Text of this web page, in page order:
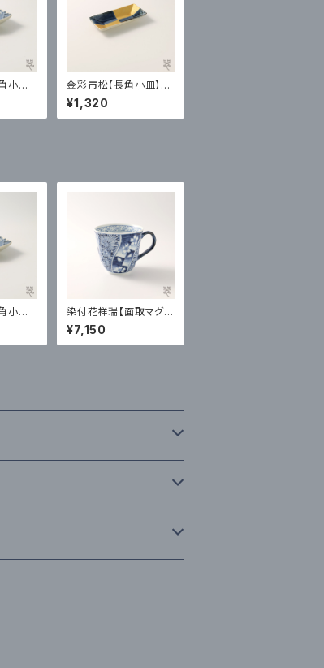
皿】
金彩市松【長角小皿】喜
鶴製陶｜有田
¥1,320
皿】
染付花祥瑞【面取マグ
／青】そうた窯｜有田
¥7,150